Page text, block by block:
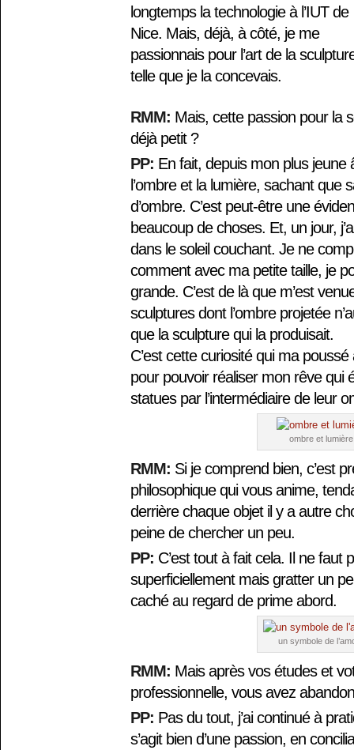
longtemps la technologie à l’IUT de
Nice. Mais, déjà, à côté, je me
passionnais pour l’art de la
telle que je la concevais.
RMM: Mais, cette passion pour la
déjà petit ?
PP: En fait, depuis mon plus jeune
l’ombre et la lumière, sachant que
d’ombre. C’est peut-être une
beaucoup de choses. Et, un jour,
dans le soleil couchant. Je ne
comment avec ma petite taille, je
grande. C’est de là que m’est
sculptures dont l’ombre projetée
que la sculpture qui la produisait.
C’est cette curiosité qui ma
pour pouvoir réaliser mon rêve qui
statues par l’intermédiaire de leur
ombre et lumière
RMM: Si je comprend bien, c’est
philosophique qui vous anime,
derrière chaque objet il y a autre
peine de chercher un peu.
PP: C’est tout à fait cela. Il ne faut
superficiellement mais gratter un
caché au regard de prime abord.
un symbole de
RMM: Mais après vos études et
professionnelle, vous avez
PP: Pas du tout, j’ai continué à
s’agit bien d’une passion, en